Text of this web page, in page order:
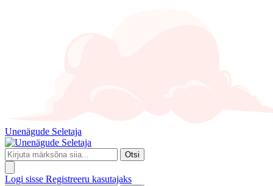
Unenägude Seletaja
Otsi
Logi sisse Registreeru kasutajaks